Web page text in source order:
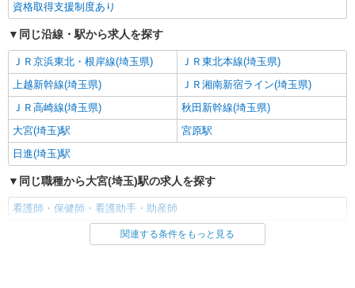
資格取得支援制度あり
同じ沿線・駅から求人を探す
ＪＲ京浜東北・根岸線(埼玉県)
ＪＲ東北本線(埼玉県)
上越新幹線(埼玉県)
ＪＲ湘南新宿ライン(埼玉県)
ＪＲ高崎線(埼玉県)
秋田新幹線(埼玉県)
大宮(埼玉)駅
宮原駅
日進(埼玉)駅
同じ職種から大宮(埼玉)駅の求人を探す
看護師・保健師・看護助手・助産師
同じ雇用形態から大宮(埼玉)駅の求人を探す
関連する条件をもっと見る